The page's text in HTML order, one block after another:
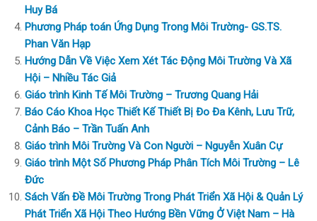
Huy Bá
Phương Pháp toán Ứng Dụng Trong Môi Trường- GS.TS.
Phan Văn Hạp
Hướng Dẫn Về Việc Xem Xét Tác Động Môi Trường Và Xã
Hội – Nhiều Tác Giả
Giáo trình Kinh Tế Môi Trường – Trương Quang Hải
Báo Cáo Khoa Học Thiết Kế Thiết Bị Đo Đa Kênh, Lưu Trữ,
Cảnh Báo – Trần Tuấn Anh
Giáo trình Môi Trường Và Con Người – Nguyễn Xuân Cự
Giáo trình Một Số Phương Pháp Phân Tích Môi Trường – Lê
Đức
Sách Vấn Đề Môi Trường Trong Phát Triển Xã Hội & Quản Lý
Phát Triển Xã Hội Theo Hướng Bền Vững Ở Việt Nam – Hà